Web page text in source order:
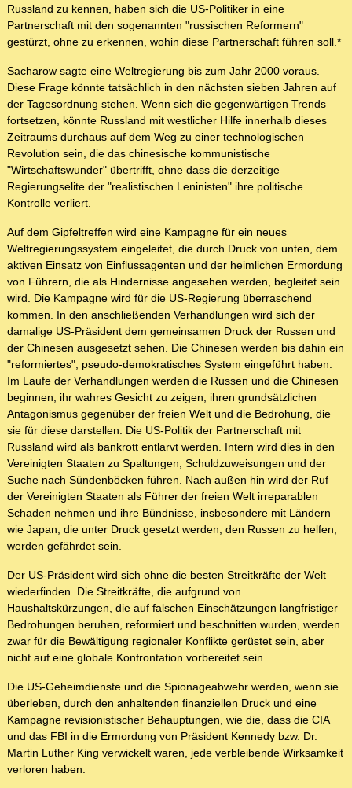
Russland zu kennen, haben sich die US-Politiker in eine
Partnerschaft mit den sogenannten "russischen Reformern"
gestürzt, ohne zu erkennen, wohin diese Partnerschaft führen soll.*
Sacharow sagte eine Weltregierung bis zum Jahr 2000 voraus.
Diese Frage könnte tatsächlich in den nächsten sieben Jahren auf
der Tagesordnung stehen. Wenn sich die gegenwärtigen Trends
fortsetzen, könnte Russland mit westlicher Hilfe innerhalb dieses
Zeitraums durchaus auf dem Weg zu einer technologischen
Revolution sein, die das chinesische kommunistische
"Wirtschaftswunder" übertrifft, ohne dass die derzeitige
Regierungselite der "realistischen Leninisten" ihre politische
Kontrolle verliert.
Auf dem Gipfeltreffen wird eine Kampagne für ein neues
Weltregierungssystem eingeleitet, die durch Druck von unten, dem
aktiven Einsatz von Einflussagenten und der heimlichen Ermordung
von Führern, die als Hindernisse angesehen werden, begleitet sein
wird. Die Kampagne wird für die US-Regierung überraschend
kommen. In den anschließenden Verhandlungen wird sich der
damalige US-Präsident dem gemeinsamen Druck der Russen und
der Chinesen ausgesetzt sehen. Die Chinesen werden bis dahin ein
"reformiertes", pseudo-demokratisches System eingeführt haben.
Im Laufe der Verhandlungen werden die Russen und die Chinesen
beginnen, ihr wahres Gesicht zu zeigen, ihren grundsätzlichen
Antagonismus gegenüber der freien Welt und die Bedrohung, die
sie für diese darstellen. Die US-Politik der Partnerschaft mit
Russland wird als bankrott entlarvt werden. Intern wird dies in den
Vereinigten Staaten zu Spaltungen, Schuldzuweisungen und der
Suche nach Sündenböcken führen. Nach außen hin wird der Ruf
der Vereinigten Staaten als Führer der freien Welt irreparablen
Schaden nehmen und ihre Bündnisse, insbesondere mit Ländern
wie Japan, die unter Druck gesetzt werden, den Russen zu helfen,
werden gefährdet sein.
Der US-Präsident wird sich ohne die besten Streitkräfte der Welt
wiederfinden. Die Streitkräfte, die aufgrund von
Haushaltskürzungen, die auf falschen Einschätzungen langfristiger
Bedrohungen beruhen, reformiert und beschnitten wurden, werden
zwar für die Bewältigung regionaler Konflikte gerüstet sein, aber
nicht auf eine globale Konfrontation vorbereitet sein.
Die US-Geheimdienste und die Spionageabwehr werden, wenn sie
überleben, durch den anhaltenden finanziellen Druck und eine
Kampagne revisionistischer Behauptungen, wie die, dass die CIA
und das FBI in die Ermordung von Präsident Kennedy bzw. Dr.
Martin Luther King verwickelt waren, jede verbleibende Wirksamkeit
verloren haben.